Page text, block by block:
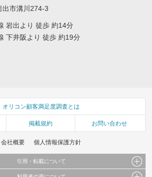
出市溝川274-3
岩出より 徒歩 約14分
下井阪より 徒歩 約19分
オリコン顧客満足度調査とは
掲載規約 お問い合わせ
会社概要 個人情報保護方針
引用・転載について